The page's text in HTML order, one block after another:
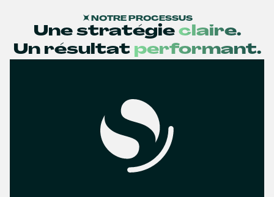
NOTRE PROCESSUS
Une stratégie claire.
Un résultat performant.